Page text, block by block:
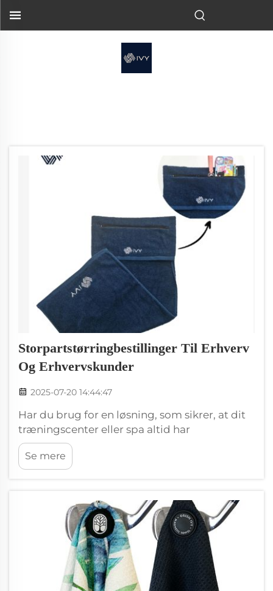
Storpartstørringbestillinger Til Erhverv
Og Erhvervskunder
2025-07-20 14:44:47
Har du brug for en løsning, som sikrer, at dit
træningscenter eller spa altid har
tilstrækkeligt med håndklæder? ØNSKER DU
GROSSE ORDRE AF HÅNDKLÆDER TIL
TRÆNINGSCENTER? Vi leverer topkvalitets
virksomheder som din. Så læs videre for at
finde ud mere om vores virksomhedsordrer
for træningshåndklæder...
Se mere